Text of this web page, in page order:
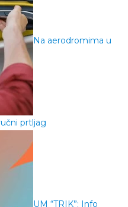
Na aerodromima u
prtljag
UM “TRIK”: Info